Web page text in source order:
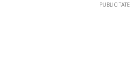
PUBLICITATE